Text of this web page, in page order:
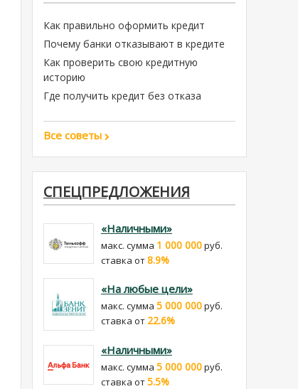
Как правильно оформить кредит
Почему банки отказывают в кредите
Как проверить свою кредитную
историю
Где получить кредит без отказа
Все советы
СПЕЦПРЕДЛОЖЕНИЯ
«Наличными»
макс. сумма 1 000 000руб.
cтавка от8.9%
«На любые цели»
макс. сумма 5 000 000руб.
cтавка от 22.6%
«Наличными»
макс. сумма 5 000 000руб.
cтавка от5.5%